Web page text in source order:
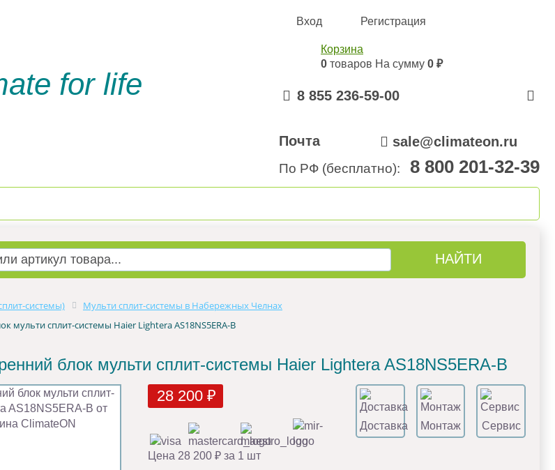
for life
Вход Регистрация
Корзина
0 товаров На сумму 0 ₽
8 855 236-59-00
Почта sale@climateon.ru
По РФ (бесплатно): 8 800 201-32-39
системы)
Мульти сплит-системы в Набережных Челнах
мульти сплит-системы Haier Lightera AS18NS5ERA-B
блок мульти сплит-системы Haier Lightera AS18NS5ERA-B
28 200 ₽
Доставка Монтаж Сервис
Цена 28 200 ₽ за 1 шт